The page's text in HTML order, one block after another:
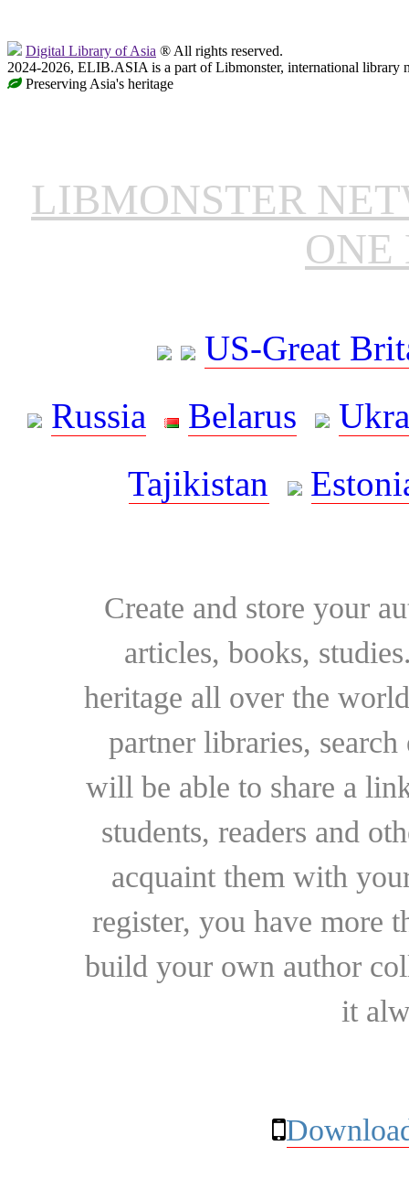
Digital Library of Asia ® All rights reserved.
2024-2026, ELIB.ASIA is a part of Libmonster, international library
Preserving Asia's heritage
LIBMONSTER
ONE
US-Great
Russia
Belarus
Tajikistan
Create and store your
articles, books,
heritage all over the
partner libraries,
will be able to share a
students, readers and
acquaint them with
register, you have more
build your own author
it